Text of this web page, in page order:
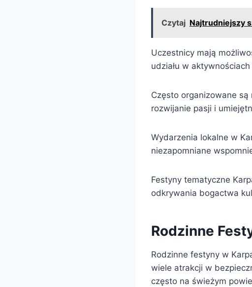
Czytaj Najtrudniejszy
Uczestnicy mają
udziału w
Często organizowane
rozwijanie pasji i
Wydarzenia lokalne w
niezapomniane
Festyny tematyczne
odkrywania bogactwa
Rodzinne
Rodzinne festyny w
wiele atrakcji w
często na świeżym